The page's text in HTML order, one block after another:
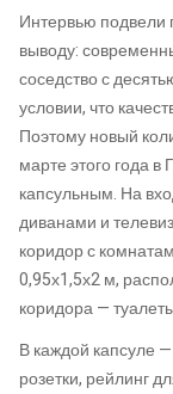
Интервью подвели
выводу:
соседство с
условии, что
Поэтому новый
марте этого года
капсульным. На
диванами и
коридор с
0,95х1,5х2 м,
коридора —
В каждой капсуле —
розетки, рейлинг